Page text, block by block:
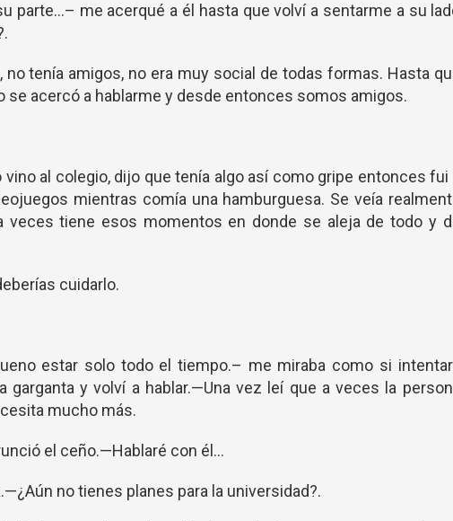
parte...– me acerqué a él hasta que volví a sentarme a su
tenía amigos, no era muy social de todas formas. Hasta
se acercó a hablarme y desde entonces somos amigos.
al colegio, dijo que tenía algo así como gripe entonces fui
mientras comía una hamburguesa. Se veía
veces tiene esos momentos en donde se aleja de todo y
cuidarlo.
estar solo todo el tiempo.– me miraba como si
garganta y volví a hablar.—Una vez leí que a veces la
mucho más.
el ceño.—Hablaré con él...
no tienes planes para la universidad?.